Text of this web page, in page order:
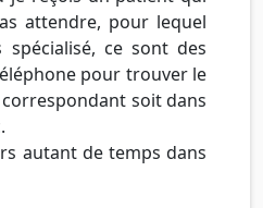
attendre, pour lequel
spécialisé, ce sont des
pour trouver le
soit dans
autant de temps dans